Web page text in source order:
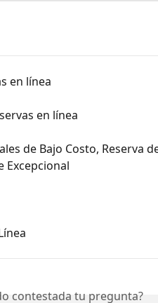
en línea
en línea
de Bajo Costo, Reserva
Excepcional
contestada tu pregunta?